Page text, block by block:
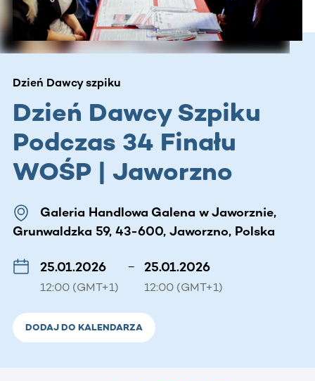
Dzień Dawcy szpiku
Dzień Dawcy Szpiku
Podczas 34 Finału
WOŚP | Jaworzno
Galeria Handlowa Galena w Jaworznie,
Grunwaldzka 59, 43-600, Jaworzno, Polska
25.01.2026
12:00 (GMT+1)
– 25.01.2026
12:00 (GMT+1)
DODAJ DO KALENDARZA